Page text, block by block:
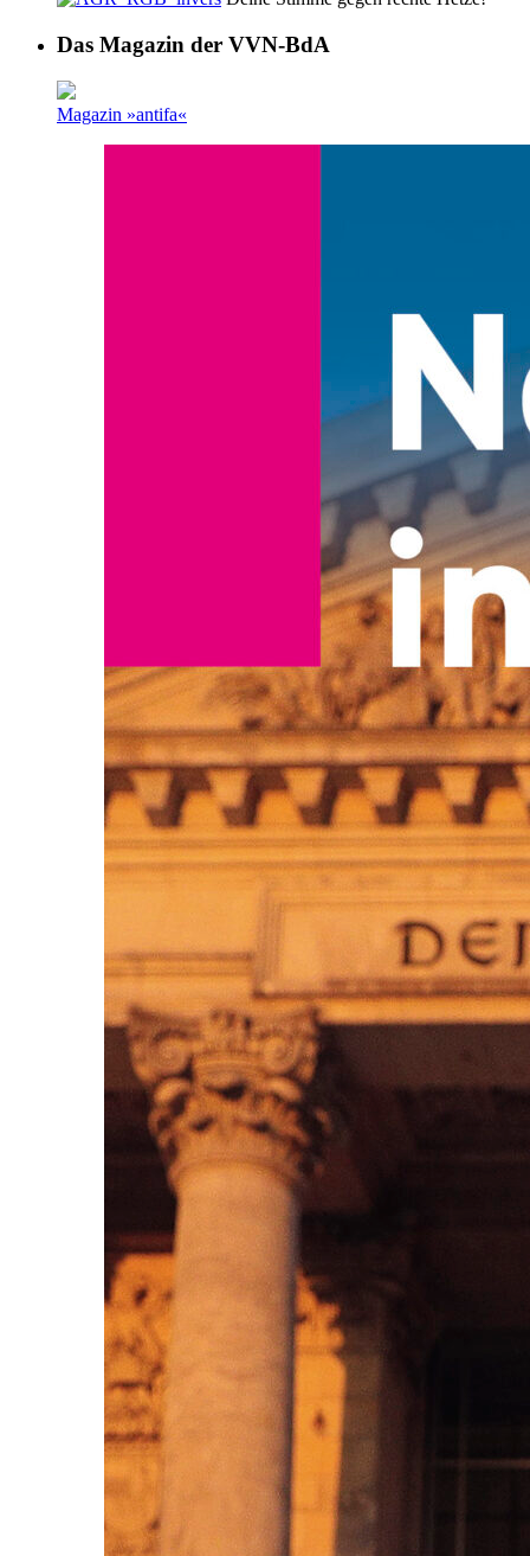
Das Magazin der VVN-BdA
Magazin »antifa«